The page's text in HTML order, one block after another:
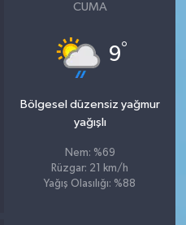
CUMA
9°
Bölgesel düzensiz yağmur
yağışlı
Nem: %69
Rüzgar: 21 km/h
Yağış Olasılığı: %88